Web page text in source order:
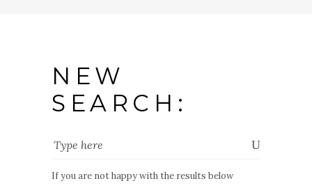
NEW
SEARCH:
If you are not happy with the results below